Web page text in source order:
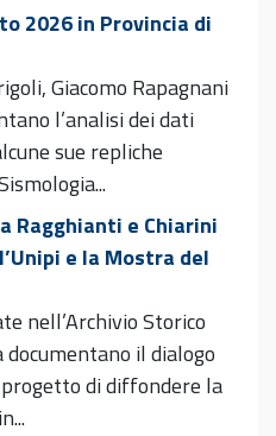
2026 in Provincia di
Giacomo Rapagnani
l’analisi dei dati
sue repliche
Ragghianti e Chiarini
e la Mostra del
nell’Archivio Storico
il dialogo
di diffondere la